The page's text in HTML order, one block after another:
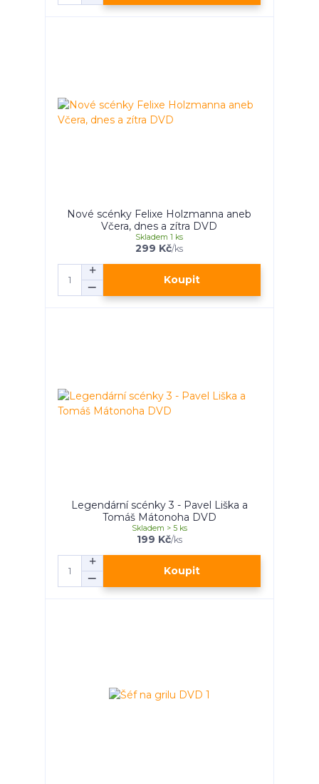
Nové scénky Felixe Holzmanna aneb
Včera, dnes a zítra DVD
299 Kč/ks
Skladem 1 ks
Koupit
Legendární scénky 3 - Pavel Liška a
Tomáš Mátonoha DVD
199 Kč/ks
Skladem > 5 ks
Koupit